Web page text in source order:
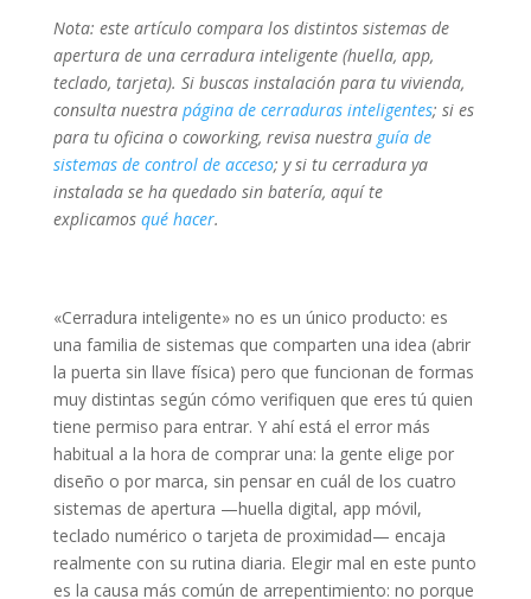
Nota: este artículo compara los distintos sistemas de
apertura de una cerradura inteligente (huella, app,
teclado, tarjeta). Si buscas instalación para tu vivienda,
consulta nuestra página de cerraduras inteligentes; si es
para tu oficina o coworking, revisa nuestra guía de
sistemas de control de acceso; y si tu cerradura ya
instalada se ha quedado sin batería, aquí te
explicamos qué hacer.
«Cerradura inteligente» no es un único producto: es
una familia de sistemas que comparten una idea (abrir
la puerta sin llave física) pero que funcionan de formas
muy distintas según cómo verifiquen que eres tú quien
tiene permiso para entrar. Y ahí está el error más
habitual a la hora de comprar una: la gente elige por
diseño o por marca, sin pensar en cuál de los cuatro
sistemas de apertura —huella digital, app móvil,
teclado numérico o tarjeta de proximidad— encaja
realmente con su rutina diaria. Elegir mal en este punto
es la causa más común de arrepentimiento: no porque